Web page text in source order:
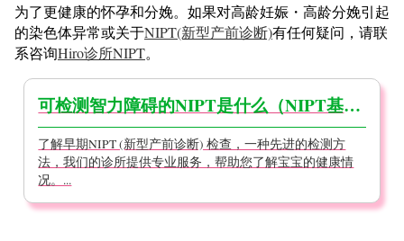
为了更健康的怀孕和分娩。如果对高龄妊娠・高龄分娩引起
的染色体异常或关于NIPT(新型产前诊断)有任何疑问，请联
系咨询Hiro诊所NIPT。
可检测智力障碍的NIPT是什么（NIPT基础知识）
了解早期NIPT (新型产前诊断) 检查，一种先进的检测方
法，我们的诊所提供专业服务，帮助您了解宝宝的健康情
况。...